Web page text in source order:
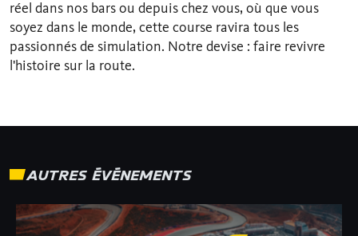
réel dans nos bars ou depuis chez vous, où que vous
soyez dans le monde, cette course ravira tous les
passionnés de simulation. Notre devise : faire revivre
l'histoire sur la route.
AUTRES ÉVÉNEMENTS